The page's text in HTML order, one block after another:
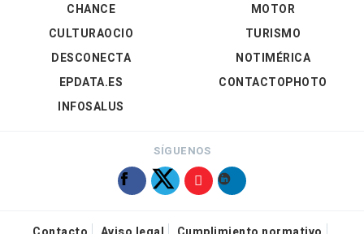
CHANCE
CULTURAOCIO
DESCONECTA
EPDATA.ES
INFOSALUS
MOTOR
TURISMO
NOTIMÉRICA
CONTACTOPHOTO
SÍGUENOS